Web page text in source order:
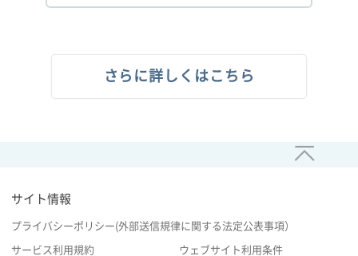
さらに詳しくはこちら
サイト情報
プライバシーポリシー(外部送信規律に関する法定公表事項）
サービス利用規約 ウェブサイト利用条件